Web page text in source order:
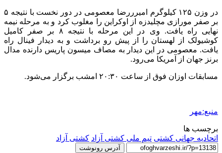
در وزن ۱۲۵ کیلوگرم امیرررضا معصومی در دور نخست با نتیجه ۵
بر صفر مورازی مچلیدزه از اوکراین را مغلوب کرد و به مرحله نیمه
نهایی راه یافت. وی در این مرحله با نتیجه ۸ بر صفر کامیل
کوشیولک از لهستان را از پیش رو برداشت و به دیدار فینال راه
یافت. معصومی در این دیدار به مصاف میسون پاریس دارنده مدال
برنز جهان از آمریکا می‌رود.
مسابقات اوزان فوق از ساعت ۲۰:۳۰ امشب برگزار می‌شود.
منبع:مهر
برچسب ها
اتحادیه جهانی کشتی تیم ملی کشتی آزاد کشتی آزاد
آدرس رونوشت